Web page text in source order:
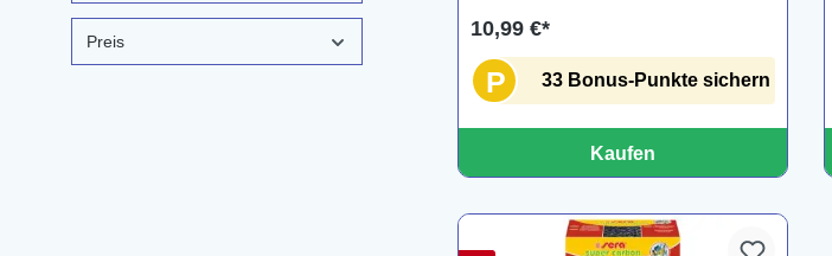
Preis
10,99 €*
P 33 Bonus-Punkte sichern
Kaufen